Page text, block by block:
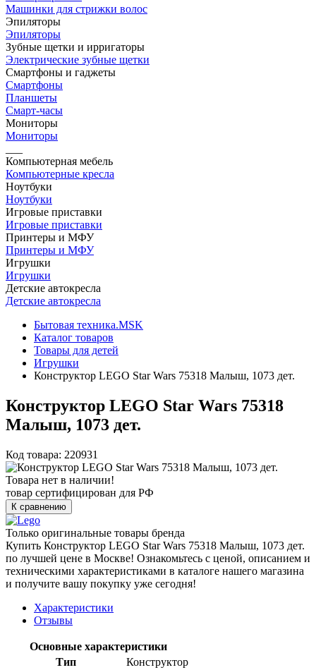
Машинки для стрижки волос
Эпиляторы
Эпиляторы
Зубные щетки и ирригаторы
Электрические зубные щетки
Смартфоны и гаджеты
Смартфоны
Планшеты
Смарт-часы
Мониторы
Мониторы
Компьютерная мебель
Компьютерные кресла
Ноутбуки
Ноутбуки
Игровые приставки
Игровые приставки
Принтеры и МФУ
Принтеры и МФУ
Игрушки
Игрушки
Детские автокресла
Детские автокресла
Бытовая техника.MSK
Каталог товаров
Товары для детей
Игрушки
Конструктор LEGO Star Wars 75318 Малыш, 1073 дет.
Конструктор LEGO Star Wars 75318
Малыш, 1073 дет.
Код товара: 220931
Товара нет в наличии!
товар сертифицирован для РФ
К сравнению
Только оригинальные товары бренда
Купить Конструктор LEGO Star Wars 75318 Малыш, 1073 дет.
по лучшей цене в Москве! Ознакомьтесь с ценой, описанием и
техническими характеристиками в каталоге нашего магазина
и получите вашу покупку уже сегодня!
Характеристики
Отзывы
Основные характеристики
Тип
Конструктор